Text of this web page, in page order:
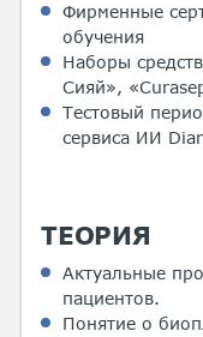
Фирменные
обучения
Наборы
Сияй»,
Тестовый
сервиса ИИ
ТЕОРИЯ
Актуальные
пациентов.
Понятие о